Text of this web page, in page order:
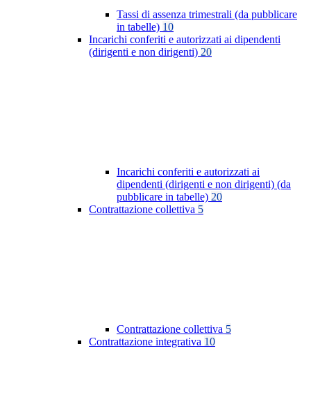
Tassi di assenza trimestrali (da pubblicare
in tabelle) 10
Incarichi conferiti e autorizzati ai dipendenti
(dirigenti e non dirigenti) 20
Incarichi conferiti e autorizzati ai
dipendenti (dirigenti e non dirigenti) (da
pubblicare in tabelle) 20
Contrattazione collettiva 5
Contrattazione collettiva 5
Contrattazione integrativa 10